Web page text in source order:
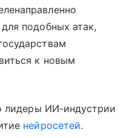
подобных атак,
к новым
лидеры ИИ-индустрии
нейросетей.